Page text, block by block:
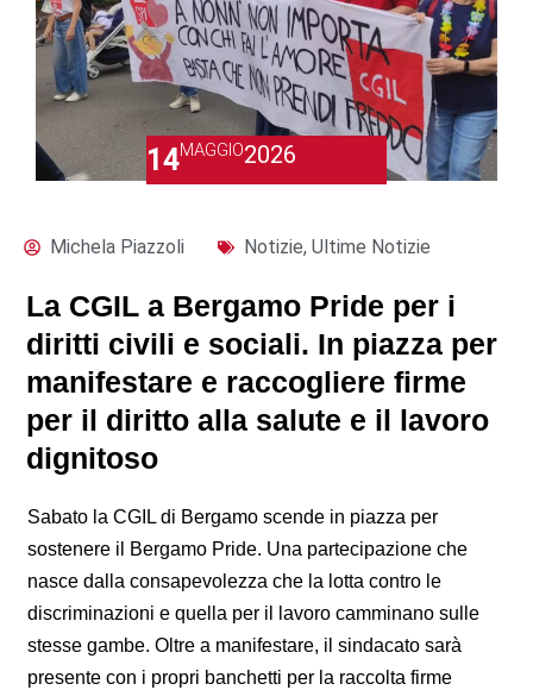
14MAGGIO2026
Michela Piazzoli Notizie, Ultime Notizie
La CGIL a Bergamo Pride per i
diritti civili e sociali. In piazza per
manifestare e raccogliere firme
per il diritto alla salute e il lavoro
dignitoso
Sabato la CGIL di Bergamo scende in piazza per
sostenere il Bergamo Pride. Una partecipazione che
nasce dalla consapevolezza che la lotta contro le
discriminazioni e quella per il lavoro camminano sulle
stesse gambe. Oltre a manifestare, il sindacato sarà
presente con i propri banchetti per la raccolta firme